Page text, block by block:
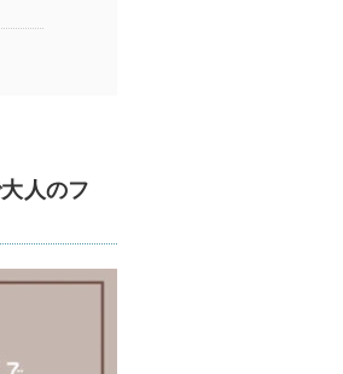
人のフ